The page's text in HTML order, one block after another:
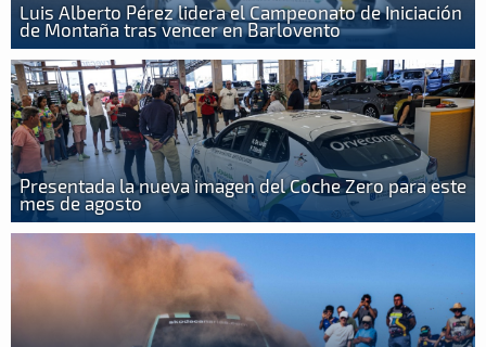
Luis Alberto Pérez lidera el Campeonato de Iniciación
de Montaña tras vencer en Barlovento
Presentada la nueva imagen del Coche Zero para este
mes de agosto